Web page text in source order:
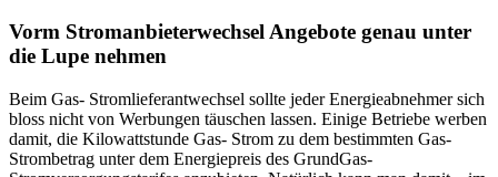
Vorm Stromanbieterwechsel Angebote genau unter
die Lupe nehmen
Beim Gas- Stromlieferantwechsel sollte jeder Energieabnehmer sich
bloss nicht von Werbungen täuschen lassen. Einige Betriebe werben
damit, die Kilowattstunde Gas- Strom zu dem bestimmten Gas-
Strombetrag unter dem Energiepreis des GrundGas-